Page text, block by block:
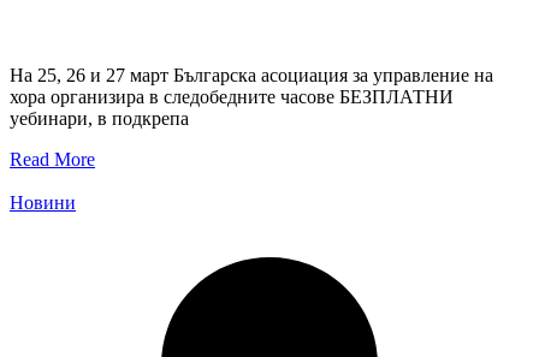
На 25, 26 и 27 март Българска асоциация за управление на
хора организира в следобедните часове БЕЗПЛАТНИ
уебинари, в подкрепа
Read More
Новини